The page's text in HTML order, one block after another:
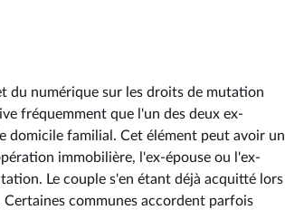
du numérique sur les droits de mutation
fréquemment que l'un des deux ex-
domicile familial. Cet élément peut avoir un
immobilière, l'ex-épouse ou l'ex-
Le couple s'en étant déjà acquitté lors
communes accordent parfois